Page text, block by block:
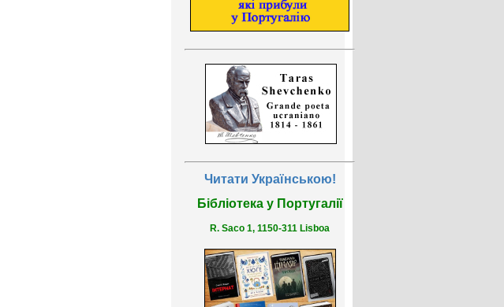
Читати Українською!
Бібліотека у Португалії
R. Saco 1, 1150-311 Lisboa